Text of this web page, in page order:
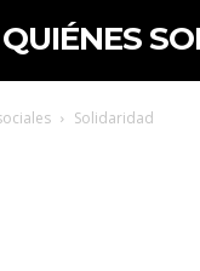
QUIÉNES
Solidaridad